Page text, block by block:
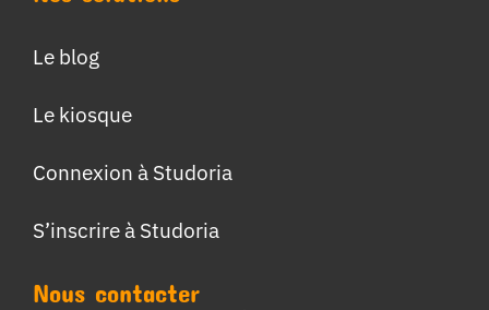
Le blog
Le kiosque
Connexion à Studoria
S’inscrire à Studoria
Nous contacter